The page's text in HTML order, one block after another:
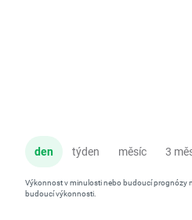
den týden měsíc 3
Výkonnost v minulosti nebo budoucí prognózy
budoucí výkonnosti.